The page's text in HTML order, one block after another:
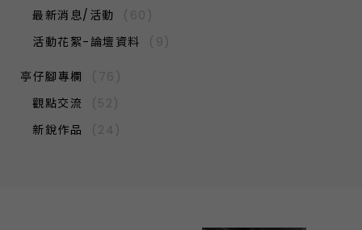
最新消息/活動
(60)
活動花絮-論壇資料
(9)
亭仔腳專欄
(76)
觀點交流
(52)
新銳作品
(24)